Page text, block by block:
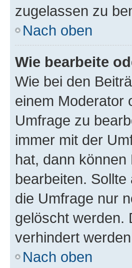
zugelassen zu
Nach oben
Wie bearbeite
Wie bei den
einem Moderator
Umfrage zu
immer mit der
hat, dann
bearbeiten.
die Umfrage nur
gelöscht werden.
verhindert
Nach oben